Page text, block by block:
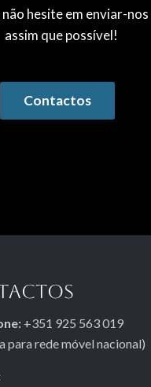
hesite em enviar-
assim que possível!
Contactos
+351 925 563 019
para rede móvel nacional)